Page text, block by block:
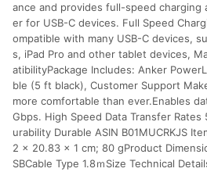
ance and provides full-speed
er for USB-C devices. Full Speed
ompatible with many USB-C devices,
s, iPad Pro and other tablet devices,
atibilityPackage Includes: Anker
ble (5 ft black), Customer Support
more comfortable than ever.Enables
Gbps. High Speed Data Transfer
urability Durable ASIN B01MUCRKJS
2 x 20.83 x 1 cm; 80 gProduct
SBCable Type ‎1.8ｍSize Technical